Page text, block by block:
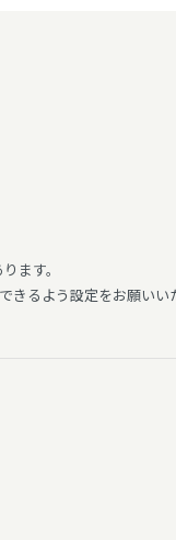
ます。
るよう設定をお願いい